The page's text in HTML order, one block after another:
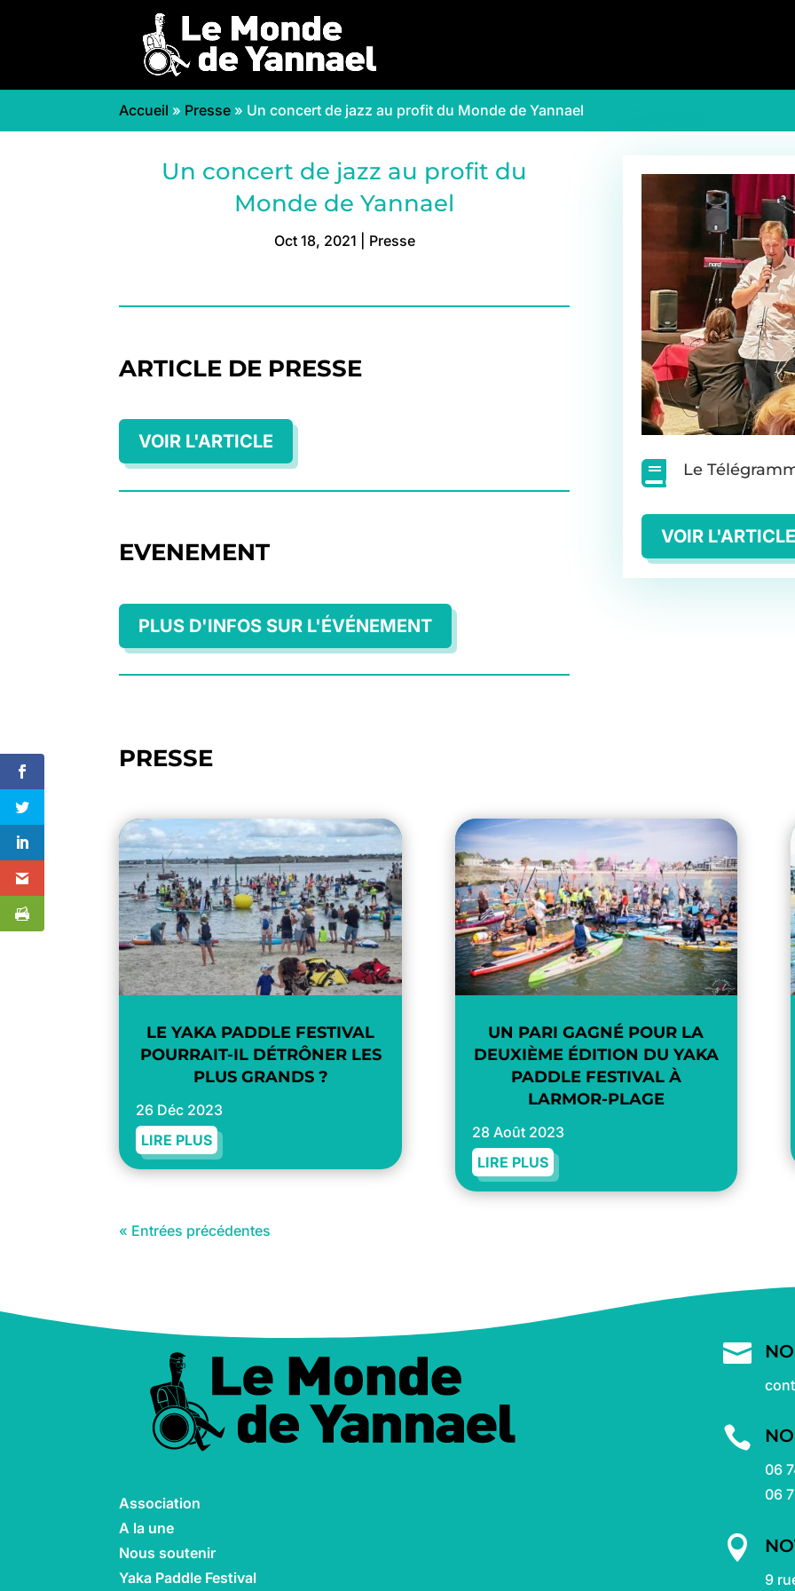
Accueil » Presse » Un concert de jazz au profit du Monde de Yannael
Un concert de jazz au profit du
Monde de Yannael
Oct 18, 2021 Presse
ARTICLE DE PRESSE
VOIR L'ARTICLE
EVENEMENT
PLUS D'INFOS SUR L'ÉVÉNEMENT
 Le
VOIR
PRESSE
LE YAKA PADDLE FESTIVAL
POURRAIT-IL DÉTRÔNER LES
PLUS GRANDS ?
26 Déc 2023
LIRE PLUS
UN PARI GAGNÉ POUR LA
DEUXIÈME ÉDITION DU YAKA
PADDLE FESTIVAL À
LARMOR-PLAGE
28 Août 2023
LIRE PLUS
« Entrées précédentes
Association
A la une
Nous soutenir
Yaka Paddle Festival


06
06

9